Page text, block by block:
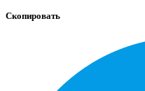
Скопировать